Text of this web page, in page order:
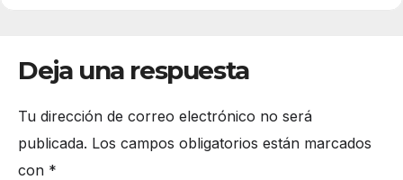
Deja una respuesta
Tu dirección de correo electrónico no será
publicada. Los campos obligatorios están marcados
con *